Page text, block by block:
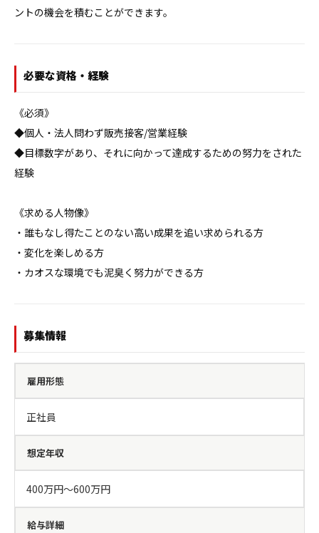
ントの機会を積むことができます。
必要な資格・経験
《必須》
◆個人・法人問わず販売接客/営業経験
◆目標数字があり、それに向かって達成するための努力をされた
経験
《求める人物像》
・誰もなし得たことのない高い成果を追い求められる方
・変化を楽しめる方
・カオスな環境でも泥臭く努力ができる方
募集情報
雇用形態
正社員
想定年収
400万円〜600万円
給与詳細